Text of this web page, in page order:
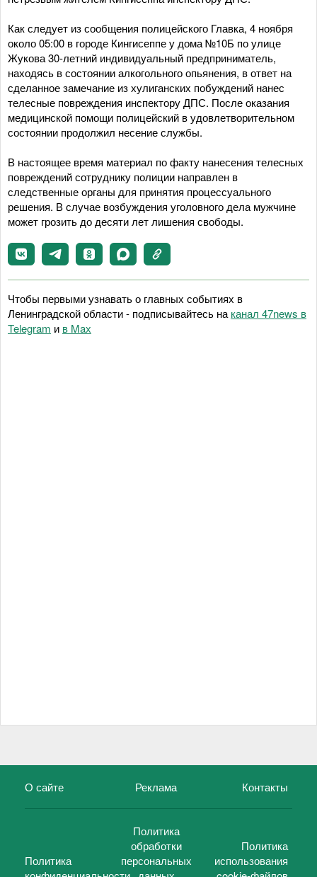
Как следует из сообщения полицейского Главка, 4 ноября
около 05:00 в городе Кингисеппе у дома №10Б по улице
Жукова 30-летний индивидуальный предприниматель,
находясь в состоянии алкогольного опьянения, в ответ на
сделанное замечание из хулиганских побуждений нанес
телесные повреждения инспектору ДПС. После оказания
медицинской помощи полицейский в удовлетворительном
состоянии продолжил несение службы.
В настоящее время материал по факту нанесения телесных
повреждений сотруднику полиции направлен в
следственные органы для принятия процессуального
решения. В случае возбуждения уголовного дела мужчине
может грозить до десяти лет лишения свободы.
Чтобы первыми узнавать о главных событиях в
Ленинградской области - подписывайтесь на канал 47news в
Telegram и в Maх
О сайте Реклама Контакты
Политика
Политика
обработки
персональных
Политика
использования